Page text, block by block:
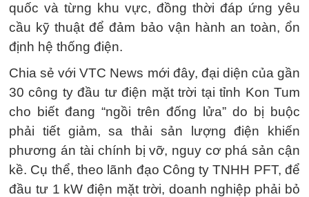
quốc và từng khu vực, đồng thời đáp ứng yêu
cầu kỹ thuật để đảm bảo vận hành an toàn, ổn
định hệ thống điện.
Chia sẻ với VTC News mới đây, đại diện của gần
30 công ty đầu tư điện mặt trời tại tỉnh Kon Tum
cho biết đang “ngồi trên đống lửa” do bị buộc
phải tiết giảm, sa thải sản lượng điện khiến
phương án tài chính bị vỡ, nguy cơ phá sản cận
kề. Cụ thể, theo lãnh đạo Công ty TNHH PFT, để
đầu tư 1 kW điện mặt trời, doanh nghiệp phải bỏ